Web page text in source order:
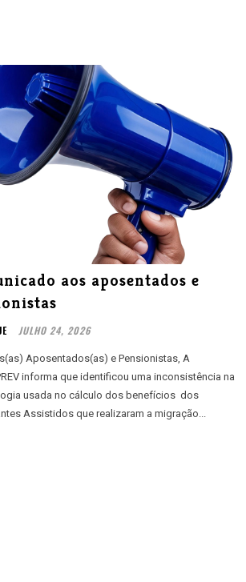
aos aposentados e
JULHO 24, 2026
Aposentados(as) e Pensionistas, A
informa que identificou uma inconsistência na
usada no cálculo dos benefícios dos
Assistidos que realizaram a migração...